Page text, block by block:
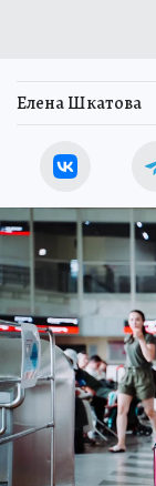
Елена Шкатова